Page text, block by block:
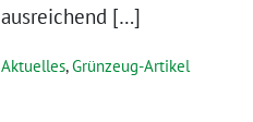
ausreichend […]
Aktuelles,Grünzeug-Artikel